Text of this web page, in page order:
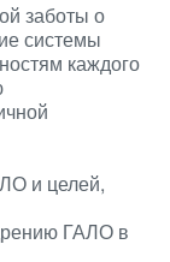
заботы о
системы
каждого
и целей,
ГАЛО в